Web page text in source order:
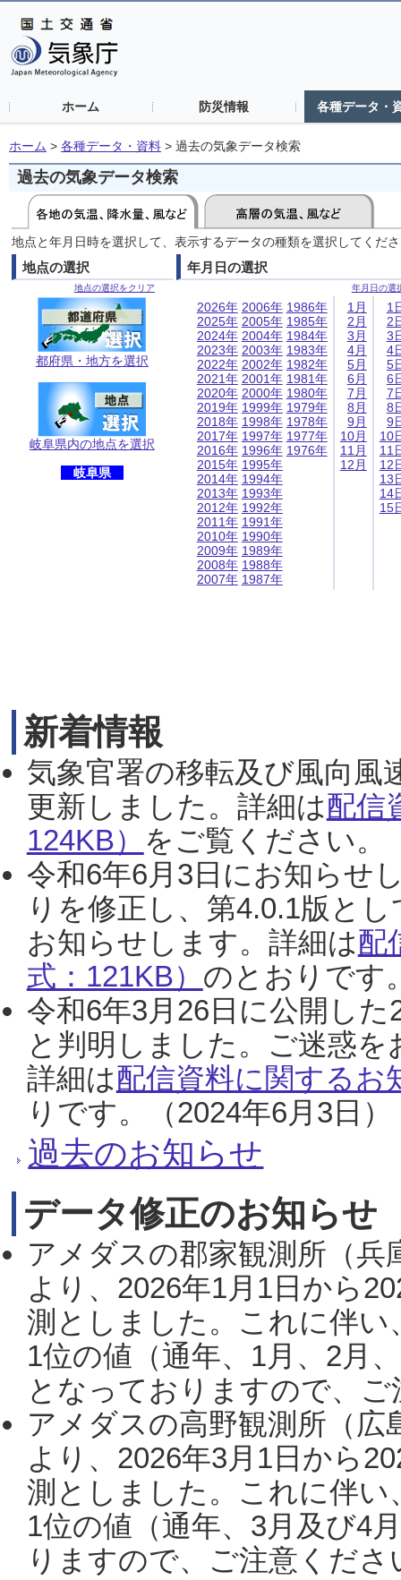
ホーム 防災情報 各種データ・
ホーム > 各種データ・資料 > 過去の気象データ検索
過去の気象データ検索
地点と年月日時を選択して、表示するデータの種類を選択してくだ
地点の選択
地点の選択をクリア
都府県・地方を選択
岐阜県内の地点を選択
岐阜県
年月日の選択
年月日の選
2026年
2025年
2024年
2023年
2022年
2021年
2020年
2019年
2018年
2017年
2016年
2015年
2014年
2013年
2012年
2011年
2010年
2009年
2008年
2007年
2006年
2005年
2004年
2003年
2002年
2001年
2000年
1999年
1998年
1997年
1996年
1995年
1994年
1993年
1992年
1991年
1990年
1989年
1988年
1987年
1986年
1985年
1984年
1983年
1982年
1981年
1980年
1979年
1978年
1977年
1976年
1月
2月
3月
4月
5月
6月
7月
8月
9月
10月
11月
12月
1
2
3
4
5
6
7
8
9
10
11
12
13
14
15
新着情報
気象官署の移転及び風向風
更新しました。詳細は配信
124KB） をご覧ください。
令和6年6月3日にお知らせ
りを修正し、第4.0.1版と
お知らせします。詳細は配
式：121KB） のとおりです
令和6年3月26日に公開し
と判明しました。ご迷惑
詳細は配信資料に関するお
りです。（2024年6月3日）
過去のお知らせ
データ修正のお知らせ
アメダスの郡家観測所（
より、2026年1月1日から
測としました。これに伴い
1位の値（通年、1月、2月
となっておりますので、
アメダスの高野観測所（
より、2026年3月1日から
測としました。これに伴い
1位の値（通年、3月及び4
りますので、ご注意くだ